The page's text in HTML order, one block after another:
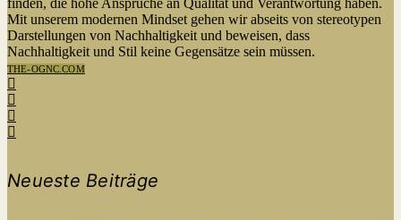
Mit unserem modernen Mindset gehen wir abseits von stereotypen
Darstellungen von Nachhaltigkeit und beweisen, dass
Nachhaltigkeit und Stil keine Gegensätze sein müssen.
THE-OGNC.COM
Neueste Beiträge